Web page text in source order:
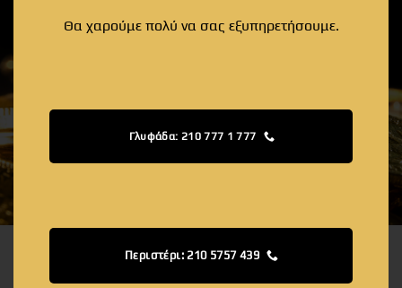
Θα χαρούμε πολύ να σας εξυπηρετήσουμε.
Γλυφάδα: 210 777 1 777
Περιστέρι: 210 5757 439